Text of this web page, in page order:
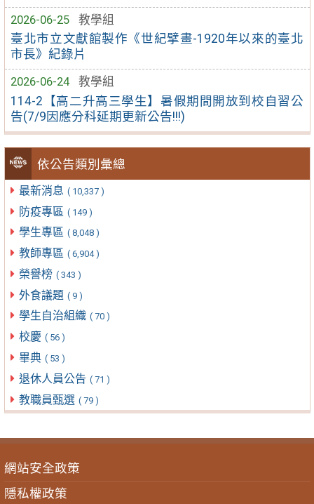
2026-06-25
教學組
臺北市立文獻館製作《世紀擘畫-1920年以來的臺北
市長》紀錄片
2026-06-24
教學組
114-2【高二升高三學生】暑假期間開放到校自習公
告(7/9因應分科延期更新公告!!!)
依公告類別彙總
最新消息 ( 10,337 )
防疫專區 ( 149 )
學生專區 ( 8,048 )
教師專區 ( 6,904 )
榮譽榜 ( 343 )
外食議題 ( 9 )
學生自治組織 ( 70 )
校慶 ( 56 )
畢典 ( 53 )
退休人員公告 ( 71 )
教職員甄選 ( 79 )
網站安全政策
隱私權政策